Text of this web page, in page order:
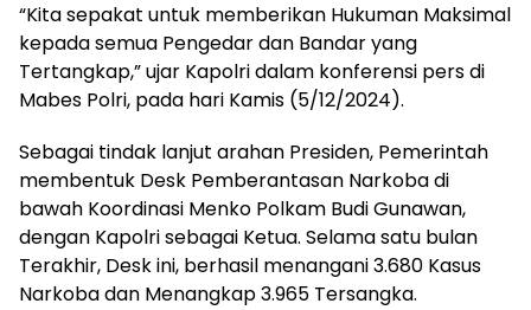
“Kita sepakat untuk memberikan Hukuman Maksimal
kepada semua Pengedar dan Bandar yang
Tertangkap,” ujar Kapolri dalam konferensi pers di
Mabes Polri, pada hari Kamis (5/12/2024).
Sebagai tindak lanjut arahan Presiden, Pemerintah
membentuk Desk Pemberantasan Narkoba di
bawah Koordinasi Menko Polkam Budi Gunawan,
dengan Kapolri sebagai Ketua. Selama satu bulan
Terakhir, Desk ini, berhasil menangani 3.680 Kasus
Narkoba dan Menangkap 3.965 Tersangka.